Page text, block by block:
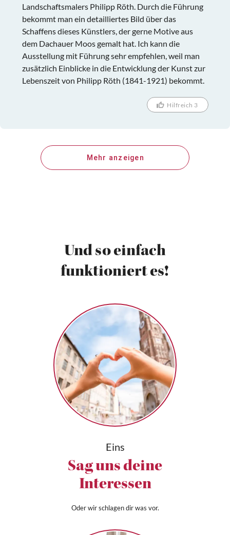
Landschaftsmalers Philipp Röth. Durch die Führung
bekommt man ein detailliertes Bild über das
Schaffens dieses Künstlers, der gerne Motive aus
dem Dachauer Moos gemalt hat. Ich kann die
Ausstellung mit Führung sehr empfehlen, weil man
zusätzlich Einblicke in die Entwicklung der Kunst zur
Lebenszeit von Philipp Röth (1841-1921) bekommt.
Hilfreich 3
Mehr anzeigen
Und so einfach
funktioniert es!
Eins
Sag uns deine
Interessen
Oder wir schlagen dir was vor.